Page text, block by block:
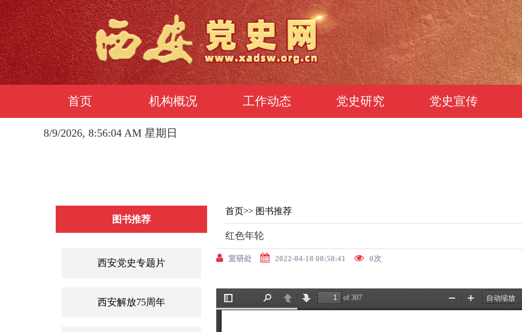
首页 机构概况 工作动态 党史研究 党史宣传
8/9/2026, 8:56:05 AM 星期日
图书推荐
西安党史专题片
西安解放75周年
首页>> 图书推荐
红色年轮
宣研处 2022-04-18 00:58:41 0次
切
PreviousNext
of 307